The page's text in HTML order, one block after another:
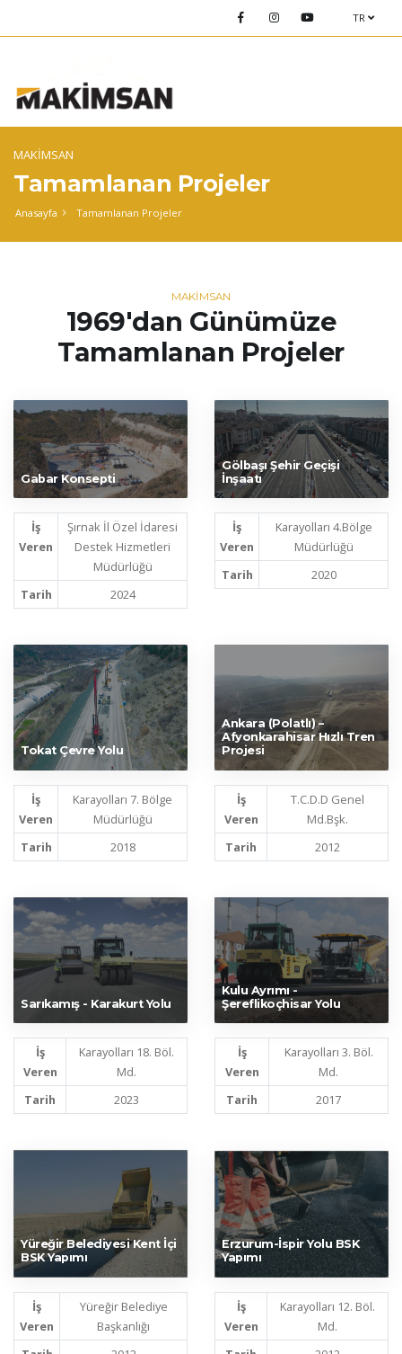
TR
MAKİMSAN
Tamamlanan Projeler
Anasayfa Tamamlanan Projeler
MAKİMSAN
1969'dan Günümüze
Tamamlanan Projeler
Gabar Konsepti
İş
Veren
Şırnak İl Özel İdaresi
Destek Hizmetleri
Müdürlüğü
Tarih
2024
Gölbaşı Şehir Geçişi
İnşaatı
İş
Veren
Karayolları 4.Bölge
Müdürlüğü
Tarih
2020
Tokat Çevre Yolu
İş
Veren
Karayolları 7. Bölge
Müdürlüğü
Tarih
2018
Ankara (Polatlı) –
Afyonkarahisar Hızlı Tren
Projesi
İş
Veren
T.C.D.D Genel
Md.Bşk.
Tarih
2012
Sarıkamış - Karakurt Yolu
İş
Veren
Karayolları 18. Böl.
Md.
Tarih
2023
Kulu Ayrımı -
Şereflikoçhisar Yolu
İş
Veren
Karayolları 3. Böl.
Md.
Tarih
2017
Yüreğir Belediyesi Kent İçi
BSK Yapımı
İş
Veren
Yüreğir Belediye
Başkanlığı
Erzurum-İspir Yolu BSK
Yapımı
İş
Veren
Karayolları 12. Böl.
Md.